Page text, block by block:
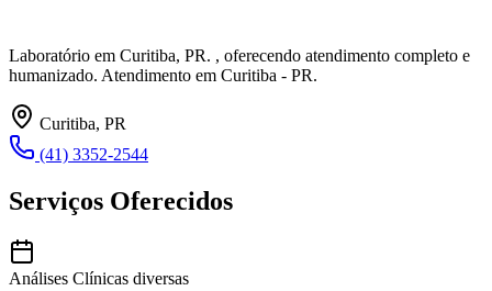
Laboratório em Curitiba, PR. , oferecendo atendimento completo e
humanizado. Atendimento em Curitiba - PR.
Curitiba, PR
(41) 3352-2544
Serviços Oferecidos
Análises Clínicas diversas